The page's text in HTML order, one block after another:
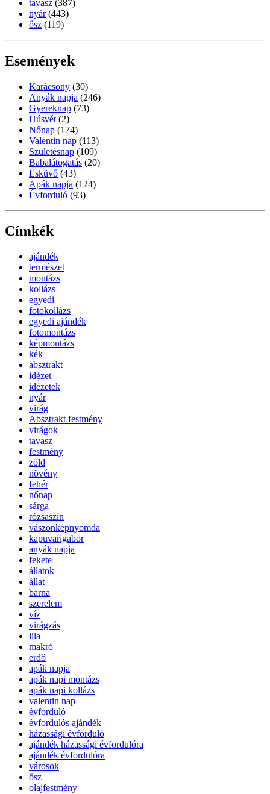
tavasz (387)
nyár (443)
ősz (119)
Események
Karácsony (30)
Anyák napja (246)
Gyereknap (73)
Húsvét (2)
Nőnap (174)
Valentin nap (113)
Születésnap (109)
Babalátogatás (20)
Esküvő (43)
Apák napja (124)
Évforduló (93)
Címkék
ajándék
természet
montázs
kollázs
egyedi
fotókollázs
egyedi ajándék
fotomontázs
képmontázs
kék
absztrakt
idézet
idézetek
nyár
virág
Absztrakt festmény
virágok
tavasz
festmény
zöld
növény
fehér
nőnap
sárga
rózsaszín
vászonképnyomda
kapuvarigabor
anyák napja
fekete
állatok
állat
barna
szerelem
víz
virágzás
lila
makró
erdő
apák napja
apák napi montázs
apák napi kollázs
valentin nap
évforduló
évfordulós ajándék
házassági évforduló
ajándék házassági évfordulóra
ajándék évfordulóra
városok
ősz
olajfestmény